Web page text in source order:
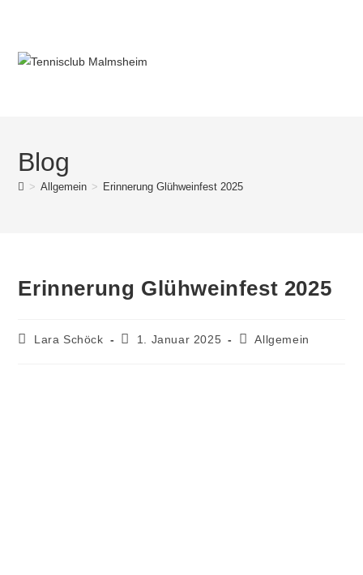
Blog
> Allgemein > Erinnerung Glühweinfest 2025
Erinnerung Glühweinfest 2025
Lara Schöck 1. Januar 2025 Allgemein